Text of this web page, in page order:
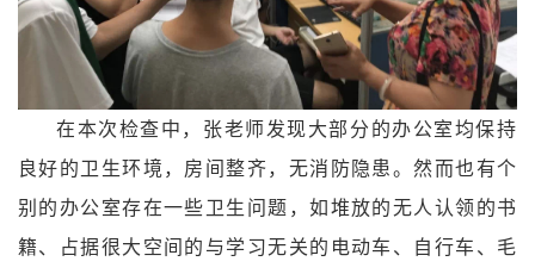
在本次检查中，张老师发现大部分的办公室均保持
良好的卫生环境，房间整齐，无消防隐患。然而也有个
别的办公室存在一些卫生问题，如堆放的无人认领的书
籍、占据很大空间的与学习无关的电动车、自行车、毛